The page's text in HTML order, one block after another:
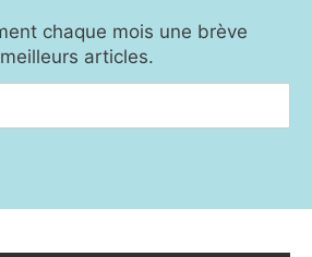
chaque mois une brève
articles.